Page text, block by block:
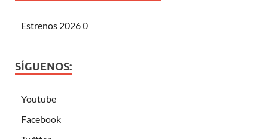
Estrenos 20260
SÍGUENOS:
Youtube
Facebook